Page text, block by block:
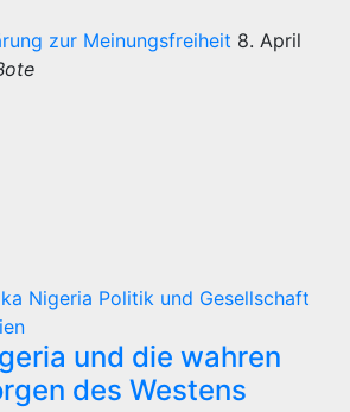
zur Meinungsfreiheit 8. April
Nigeria Politik und Gesellschaft
und die wahren
des Westens